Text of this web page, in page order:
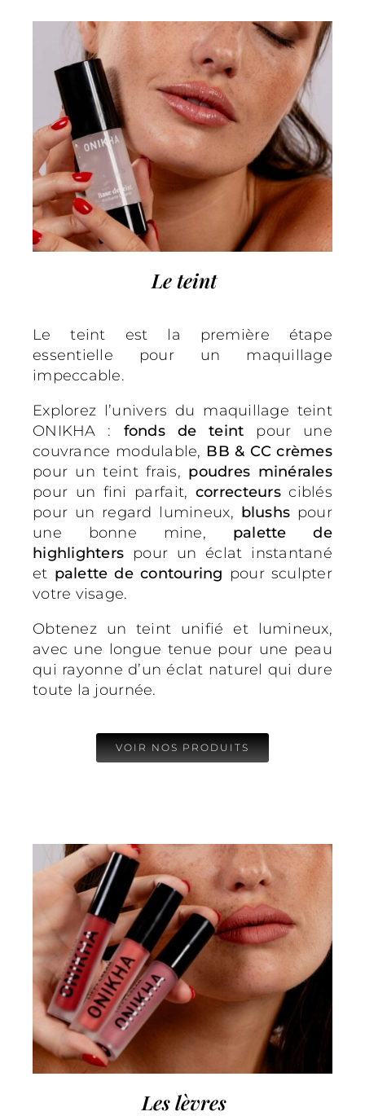
Le teint
Le teint est la première étape
essentielle pour un maquillage
impeccable.
Explorez l’univers du maquillage teint
ONIKHA : fonds de teint pour une
couvrance modulable, BB & CC crèmes
pour un teint frais, poudres minérales
pour un fini parfait, correcteursciblés
pour un regard lumineux, blushs pour
une bonne mine, palette de
highlighters pour un éclat instantané
et palette de contouring pour sculpter
votre visage.
Obtenez un teint unifié et lumineux,
avec une longue tenue pour une peau
qui rayonne d’un éclat naturel qui dure
toute la journée.
VOIR NOS PRODUITS
Les lèvres